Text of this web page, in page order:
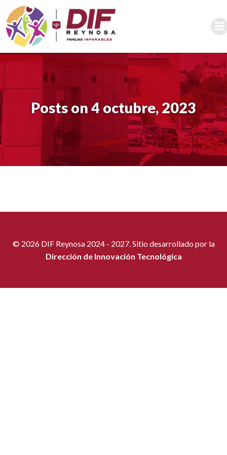
al
contenido
Posts on 4 octubre, 2023
© 2026 DIF Reynosa 2024 - 2027. Sitio desarrollado por la
Dirección de Innovación Tecnológica